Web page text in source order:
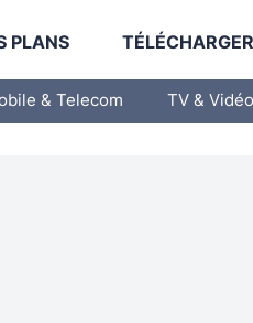
PLANS
& Telecom TV & Vidéo